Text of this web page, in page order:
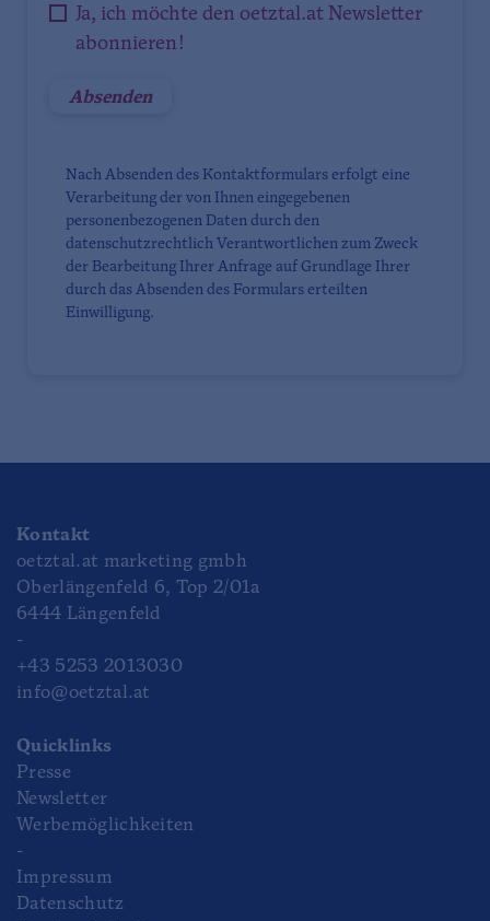
Ja, ich möchte den oetztal.at Newsletter
abonnieren!
Nach Absenden des Kontaktformulars erfolgt eine
Verarbeitung der von Ihnen eingegebenen
personenbezogenen Daten durch den
datenschutzrechtlich Verantwortlichen zum Zweck
der Bearbeitung Ihrer Anfrage auf Grundlage Ihrer
durch das Absenden des Formulars erteilten
Einwilligung.
Kontakt
oetztal.at marketing gmbh
Oberlängenfeld 6, Top 2/01a
6444 Längenfeld
-
+43 5253 2013030
info@oetztal.at
Quicklinks
Presse
Newsletter
Werbemöglichkeiten
-
Impressum
Datenschutz